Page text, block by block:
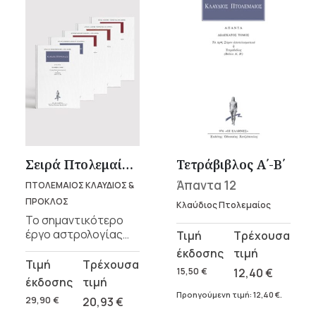
Σειρά Πτολεμαίου «Τετράβιβλος»
ΠΤΟΛΕΜΑΙΟΣ ΚΛΑΥΔΙΟΣ &
ΠΡΟΚΛΟΣ
Το σημαντικότερο
έργο αστρολογίας
που σώζεται από
την αρχαιότητα σε 2
τόμους, η
Τετράβιβλος του
Κλαύδιου
29,90 €
Original
price
was:
20,93€
Η
τρέχουσα
τιμή
Τετράβιβλος Α΄-Β΄
Άπαντα 12
Κλαύδιος Πτολεμαίος
15,50 €
Original
price
was:
15,50 €.
12,40€
Η
τρέχουσα
τιμή
Προηγούμενη τιμή: 12,40 €